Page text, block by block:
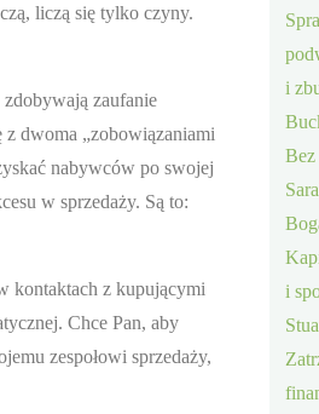
liczą się tylko czyny.
zaufanie
dwoma „zobowiązaniami
nabywców po swojej
w sprzedaży. Są to:
kontaktach z kupującymi
Chce Pan, aby
zespołowi sprzedaży,
i
Bez
i